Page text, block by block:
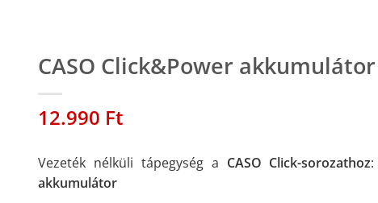
CASO Click&Power akkumulátor
12.990 Ft
Vezeték nélküli tápegység a CASO Click-sorozathoz:
akkumulátor